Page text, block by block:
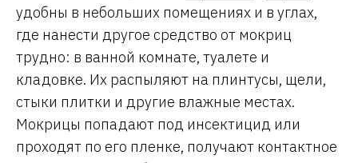
удобны в небольших помещениях и в углах,
где нанести другое средство от мокриц
трудно: в ванной комнате, туалете и
кладовке. Их распыляют на плинтусы, щели,
стыки плитки и другие влажные местах.
Мокрицы попадают под инсектицид или
проходят по его пленке, получают контактное